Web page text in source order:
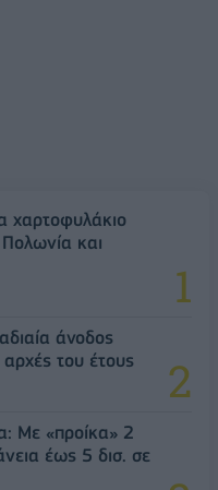
χαρτοφυλάκιο
και
άνοδος
του έτους
Με «προίκα» 2
έως 5 δισ. σε